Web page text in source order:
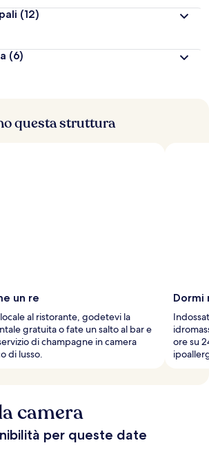
z
a
a
t
o
(12)
(6)
questa struttura
un re
al ristorante, godetevi la
gratuita o fate un salto al bar e
di champagne in camera
di lusso.
Dormi
ore su
camera
per queste date